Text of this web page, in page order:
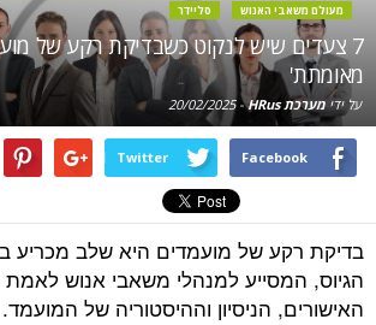
מעולם משאבי האנוש
סליידר
7 צעדים שיש לנקוט כשבדיקת רקע של
מאומתת'
על ידי מערכת HRus -
20/02/2025
Facebook
Twitter
בדיקת רקע של מועמדים היא שלב מכריע
הגיוס, המסייע למנהלי משאבי אנוש
האישורים, הניסיון וההיסטוריה של המועמד.